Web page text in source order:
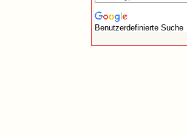
Benutzerdefinierte Suche